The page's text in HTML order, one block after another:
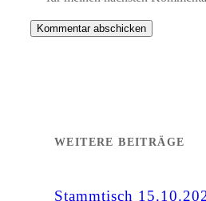
WEITERE BEITRÄGE
Stammtisch